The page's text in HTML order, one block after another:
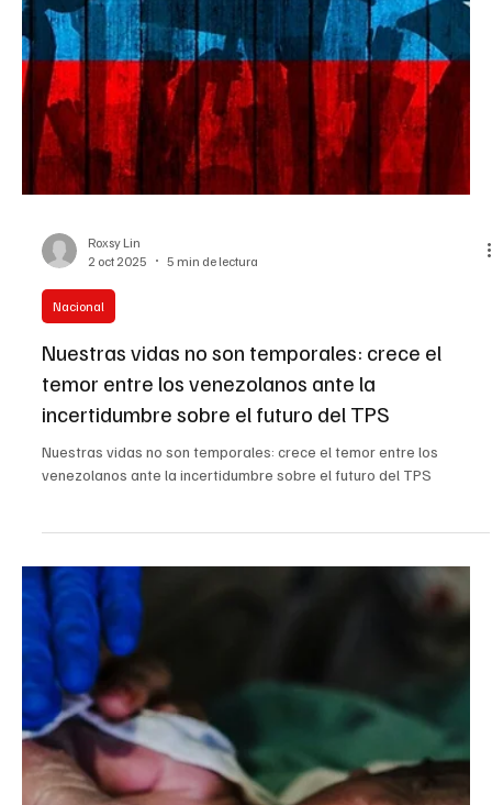
2 oct 2025
5 min de lectura
Nacional
Nuestras vidas no son temporales: crece el
temor entre los venezolanos ante la
incertidumbre sobre el futuro del TPS
Nuestras vidas no son temporales: crece el temor entre los
venezolanos ante la incertidumbre sobre el futuro del TPS